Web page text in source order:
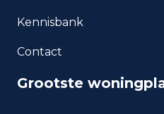
Kennisbank
Contact
Grootste